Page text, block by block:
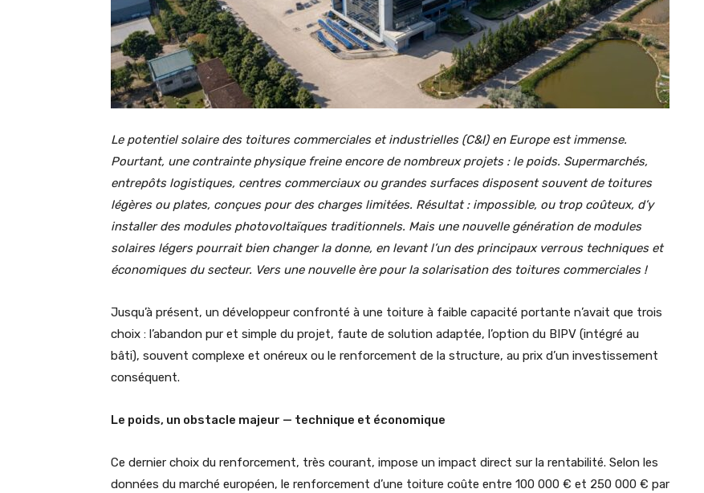
Le potentiel solaire des toitures commerciales et industrielles (C&I) en Europe est immense.
Pourtant, une contrainte physique freine encore de nombreux projets : le poids. Supermarchés,
entrepôts logistiques, centres commerciaux ou grandes surfaces disposent souvent de toitures
légères ou plates, conçues pour des charges limitées. Résultat : impossible, ou trop coûteux, d’y
installer des modules photovoltaïques traditionnels. Mais une nouvelle génération de modules
solaires légers pourrait bien changer la donne, en levant l’un des principaux verrous techniques et
économiques du secteur. Vers une nouvelle ère pour la solarisation des toitures commerciales !
Jusqu’à présent, un développeur confronté à une toiture à faible capacité portante n’avait que trois
choix : l’abandon pur et simple du projet, faute de solution adaptée, l’option du BIPV (intégré au
bâti), souvent complexe et onéreux ou le renforcement de la structure, au prix d’un investissement
conséquent.
Le poids, un obstacle majeur — technique et économique
Ce dernier choix du renforcement, très courant, impose un impact direct sur la rentabilité. Selon les
données du marché européen, le renforcement d’une toiture coûte entre 100 000 € et 250 000 € par